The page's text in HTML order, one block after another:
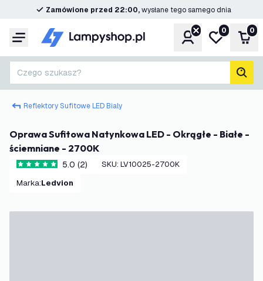
Zamówione przed 22:00,wysłane tego samego dnia
Menu KontoMoja lista
0 0
Czego szukasz?
Reflektory Sufitowe LED Bialy
Oprawa Sufitowa Natynkowa LED - Okrągłe - Białe -
ściemniane - 2700K
5 Gwiazdki oceny
5.0 (2) SKU: LV10025-2700K
Marka: Ledvion